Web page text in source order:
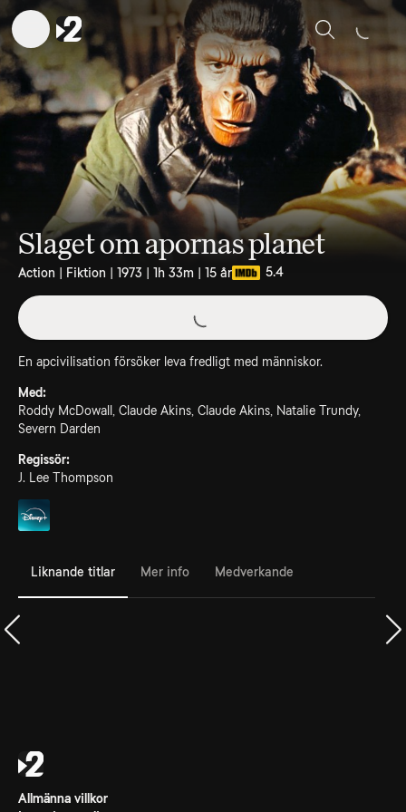
Sök
Slaget om apornas planet
Action | Fiktion | 1973 | 1h 33m | 15 år 5.4
En apcivilisation försöker leva fredligt med människor.
Med:
Roddy McDowall, Claude Akins, Claude Akins, Natalie Trundy,
Severn Darden
Regissör:
J. Lee Thompson
Liknande titlar Mer info Medverkande
Allmänna villkor